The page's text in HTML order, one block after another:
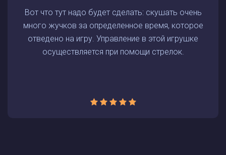
Вот что тут надо будет сделать: скушать очень
много жучков за определенное время, которое
отведено на игру. Управление в этой игрушке
осуществляется при помощи стрелок.